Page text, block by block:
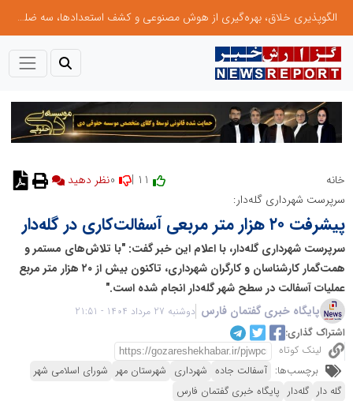
الگوپذیری خلاق، بهره‌گیری از هوش مصنوعی و کشف استعدادها، سه ضلع موفقیت جوانان کارآفرین
خانه
نظر دهید
سرپرست شهرداری گله‌دار:
پیشرفت ۲۰ هزار متر مربعی آسفالت‌کاری در گله‌دار
سرپرست شهرداری گله‌دار، با اعلام این خبر گفت: "با تلاش‌های مستمر و
همت‌گمار کارشناسان و کارگران شهرداری، تاکنون بیش از ۲۰ هزار متر مربع
عملیات آسفالت در سطح شهر گله‌دار انجام شده است."
پایگاه خبری گفتمان فارس دوشنبه 27 مرداد 1404 - 21:51
اشتراک گذاری:
لینک کوتاه
برچسب‌ها: آسفالت جاده شهرداری شهرستان مهر شورای اسلامی شهر
گله دار گله‌دار پایگاه خبری گفتمان فارس